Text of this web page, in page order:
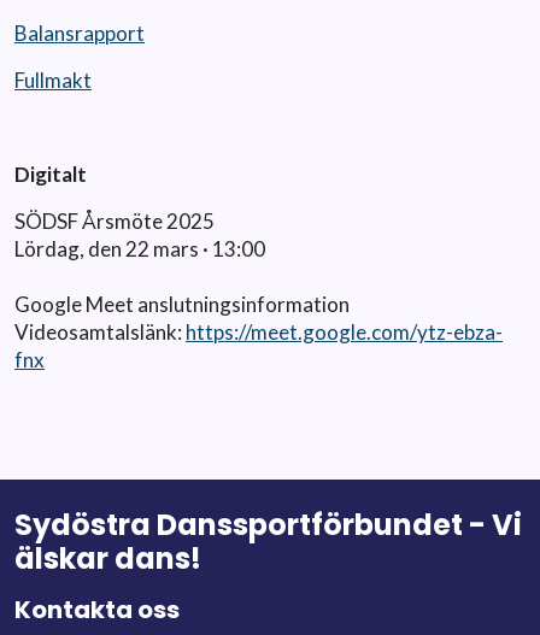
Balansrapport
Fullmakt
Digitalt
SÖDSF Årsmöte 2025
Lördag, den 22 mars · 13:00
Google Meet anslutningsinformation
Videosamtalslänk: https://meet.google.com/ytz-ebza-
fnx
Sydöstra Danssportförbundet - Vi
älskar dans!
Kontakta oss